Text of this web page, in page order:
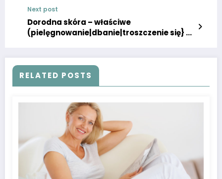
Next post
Dorodna skóra – właściwe
(pielęgnowanie|dbanie|troszczenie się} to
RELATED POSTS